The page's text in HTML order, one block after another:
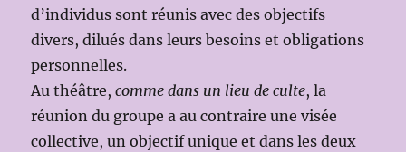
d’individus sont réunis avec des objectifs
divers, dilués dans leurs besoins et obligations
personnelles.
Au théâtre,comme dans un lieu de culte, la
réunion du groupe a au contraire une visée
collective, un objectif unique et dans les deux